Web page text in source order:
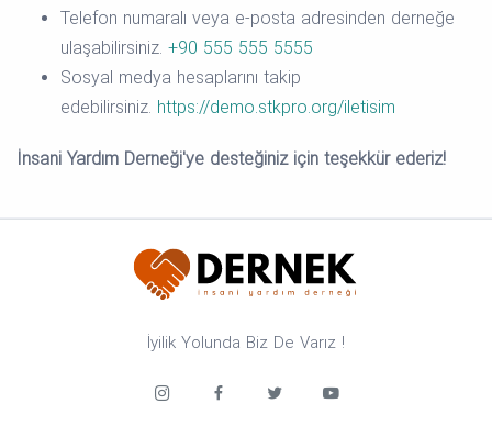
Telefon numaralı veya e-posta adresinden derneğe
ulaşabilirsiniz. +90 555 555 5555
Sosyal medya hesaplarını takip
edebilirsiniz. https://demo.stkpro.org/iletisim
İnsani Yardım Derneği'ye desteğiniz için teşekkür ederiz!
İyilik Yolunda Biz De Varız !